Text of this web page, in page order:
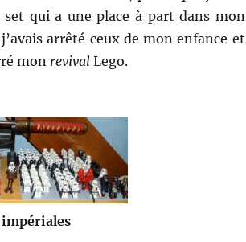
qui a une place à part dans mon
arrêté ceux de mon enfance et
mon revivalLego.